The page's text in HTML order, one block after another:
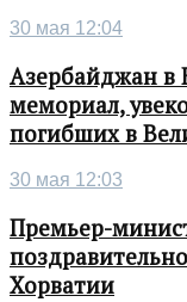
30 мая 12:04
Азербайджан в
мемориал,
погибших в
30 мая 12:03
Премьер-
Хорватии